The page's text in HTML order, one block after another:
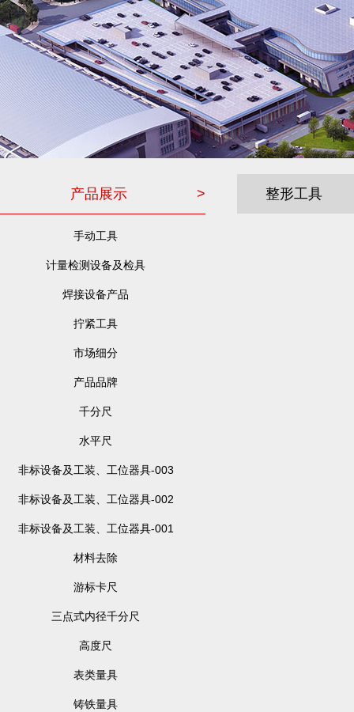
产品展示 >
手动工具
计量检测设备及检具
焊接设备产品
拧紧工具
市场细分
产品品牌
千分尺
水平尺
非标设备及工装、工位器具-003
非标设备及工装、工位器具-002
非标设备及工装、工位器具-001
材料去除
游标卡尺
三点式内径千分尺
高度尺
表类量具
铸铁量具
整形工具